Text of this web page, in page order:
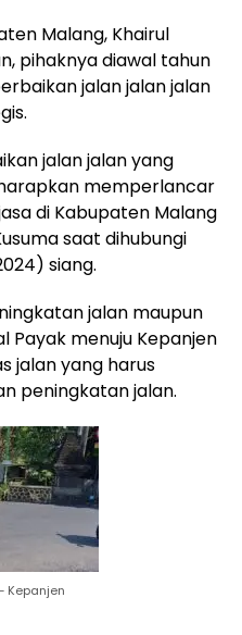
Malang, Khairul
pihaknya diawal tahun
jalan jalan jalan
jalan jalan yang
memperlancar
di Kabupaten Malang
saat dihubungi
siang.
jalan maupun
Payak menuju Kepanjen
jalan yang harus
peningkatan jalan.
Kepanjen